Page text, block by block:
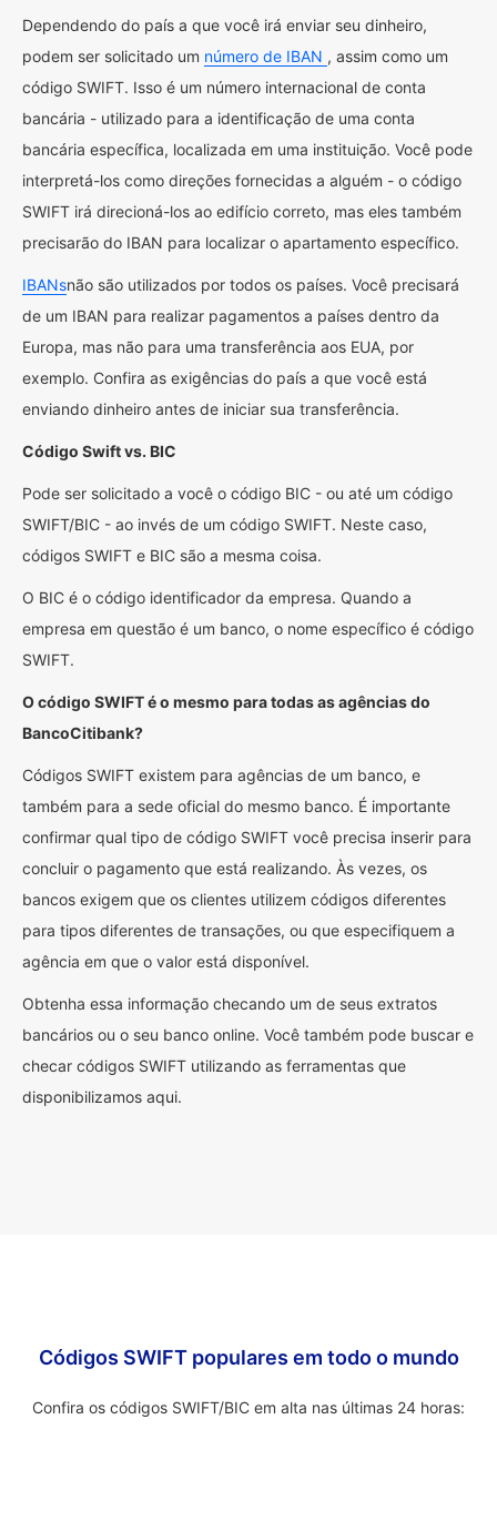
Dependendo do país a que você irá enviar seu dinheiro,
podem ser solicitado um número de IBAN , assim como um
código SWIFT. Isso é um número internacional de conta
bancária - utilizado para a identificação de uma conta
bancária específica, localizada em uma instituição. Você pode
interpretá-los como direções fornecidas a alguém - o código
SWIFT irá direcioná-los ao edifício correto, mas eles também
precisarão do IBAN para localizar o apartamento específico.
IBANsnão são utilizados por todos os países. Você precisará
de um IBAN para realizar pagamentos a países dentro da
Europa, mas não para uma transferência aos EUA, por
exemplo. Confira as exigências do país a que você está
enviando dinheiro antes de iniciar sua transferência.
Código Swift vs. BIC
Pode ser solicitado a você o código BIC - ou até um código
SWIFT/BIC - ao invés de um código SWIFT. Neste caso,
códigos SWIFT e BIC são a mesma coisa.
O BIC é o código identificador da empresa. Quando a
empresa em questão é um banco, o nome específico é código
SWIFT.
O código SWIFT é o mesmo para todas as agências do
BancoCitibank?
Códigos SWIFT existem para agências de um banco, e
também para a sede oficial do mesmo banco. É importante
confirmar qual tipo de código SWIFT você precisa inserir para
concluir o pagamento que está realizando. Às vezes, os
bancos exigem que os clientes utilizem códigos diferentes
para tipos diferentes de transações, ou que especifiquem a
agência em que o valor está disponível.
Obtenha essa informação checando um de seus extratos
bancários ou o seu banco online. Você também pode buscar e
checar códigos SWIFT utilizando as ferramentas que
disponibilizamos aqui.
Códigos SWIFT populares em todo o mundo
Confira os códigos SWIFT/BIC em alta nas últimas 24 horas: